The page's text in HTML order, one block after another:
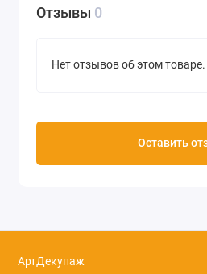
Отзывы 0
Нет отзывов об этом товаре.
Оставить
АртДекупаж